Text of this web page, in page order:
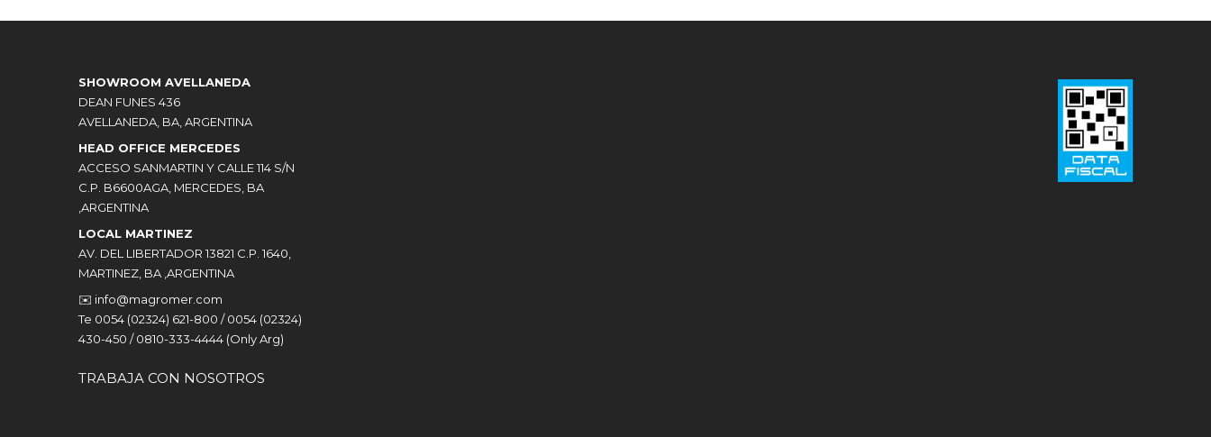
SHOWROOM AVELLANEDA
DEAN FUNES 436
AVELLANEDA, BA, ARGENTINA
HEAD OFFICE MERCEDES
ACCESO SANMARTIN Y CALLE 114 S/N
C.P. B6600AGA, MERCEDES, BA
,ARGENTINA
LOCAL MARTINEZ
AV. DEL LIBERTADOR 13821 C.P. 1640,
MARTINEZ, BA ,ARGENTINA
✉️ info@magromer.com
Te 0054 (02324) 621-800 / 0054 (02324)
430-450 / 0810-333-4444 (Only Arg)
TRABAJA CON NOSOTROS